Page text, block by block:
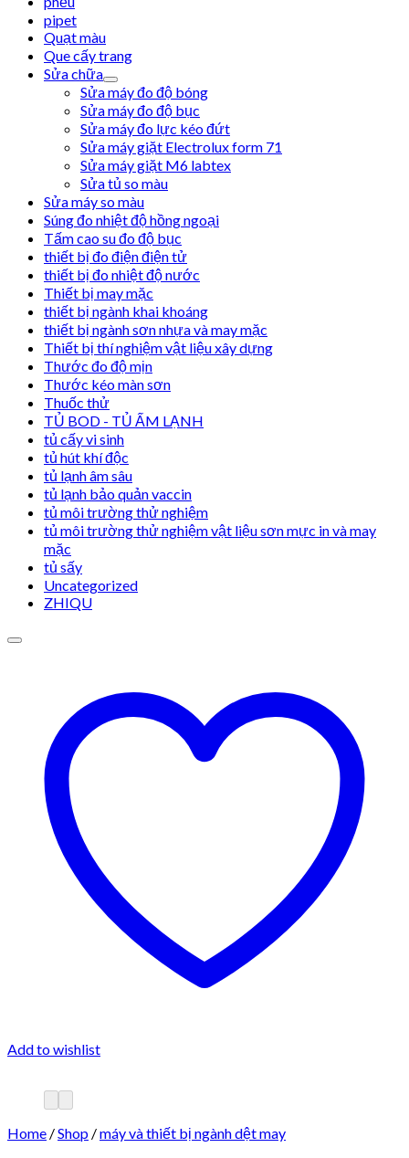
pipet
Quạt màu
Que cấy trang
Sửa chữa
Sửa máy đo độ bóng
Sửa máy đo độ bục
Sửa máy đo lực kéo đứt
Sửa máy giặt Electrolux form 71
Sửa máy giặt M6 labtex
Sửa tủ so màu
Sửa máy so màu
Súng đo nhiệt độ hồng ngoại
Tấm cao su đo độ bục
thiết bị đo điện điện tử
thiết bị đo nhiệt độ nước
Thiết bị may mặc
thiết bị ngành khai khoáng
thiết bị ngành sơn nhựa và may mặc
Thiết bị thí nghiệm vật liệu xây dựng
Thước đo độ mịn
Thước kéo màn sơn
Thuốc thử
TỦ BOD - TỦ ẤM LẠNH
tủ cấy vi sinh
tủ hút khí độc
tủ lạnh âm sâu
tủ lạnh bảo quản vaccin
tủ môi trường thử nghiệm
tủ môi trường thử nghiệm vật liệu sơn mực in và may
mặc
tủ sấy
Uncategorized
ZHIQU
Add to wishlist
Home /Shop /máy và thiết bị ngành dệt may